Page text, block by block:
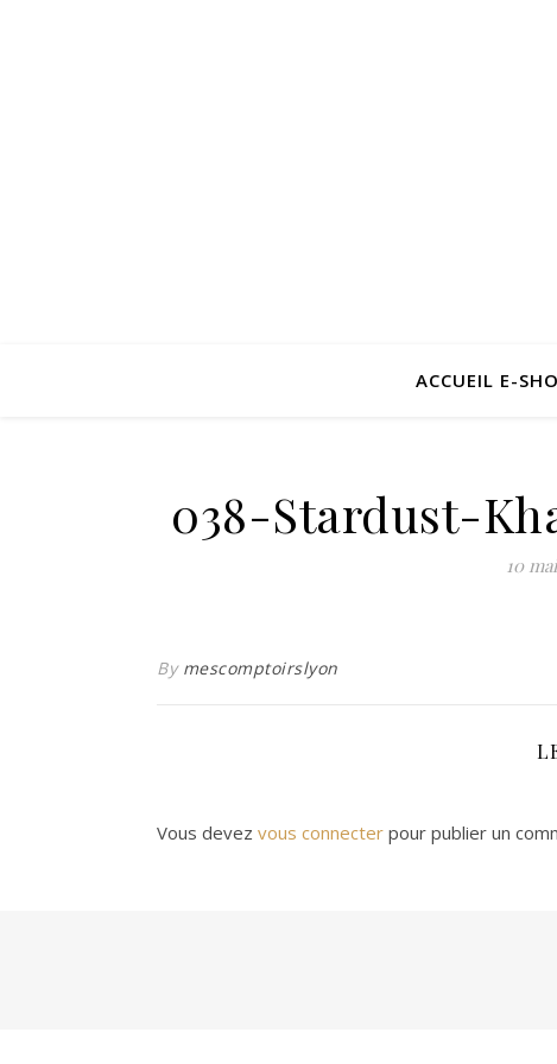
ACCUEIL E-
038-Stardust-
10
By mescomptoirslyon
Vous devez vous connecter pour publier un